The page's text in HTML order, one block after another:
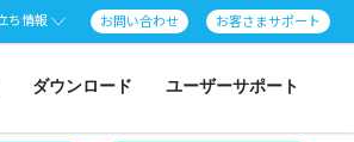
ち情報 お問い合わせ お客さまサポート
ダウンロード ユーザーサポート